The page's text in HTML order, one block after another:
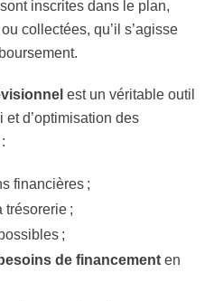
inscrites dans le plan,
collectées, qu’il s’agisse
est un véritable outil
d’optimisation des
financières ;
trésorerie ;
;
besoins de financement en